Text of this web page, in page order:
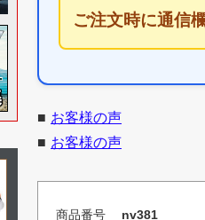
ご注文時に通信
■ お客様の声
■ お客様の声
商品番号 nv381